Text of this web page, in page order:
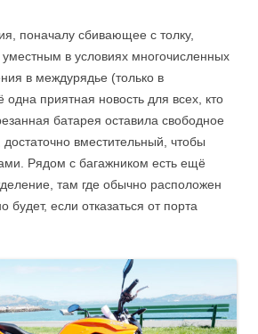
поначалу сбивающее с толку,
уместным в условиях многочисленных
в междурядье (только в
приятная новость для всех, кто
батарея оставила свободное
вместительный, чтобы
Рядом с багажником есть ещё
там где обычно расположен
будет, если отказаться от порта